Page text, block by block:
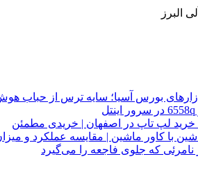
البرز
بورس آسیا؛ سایه ترس از حباب
خرید لپ تاپ در اصفهان | خریدی مطمئن
با کاور ماشین | مقایسه عملکرد و
نامرئی که جلوی فاجعه را می‌گیرد